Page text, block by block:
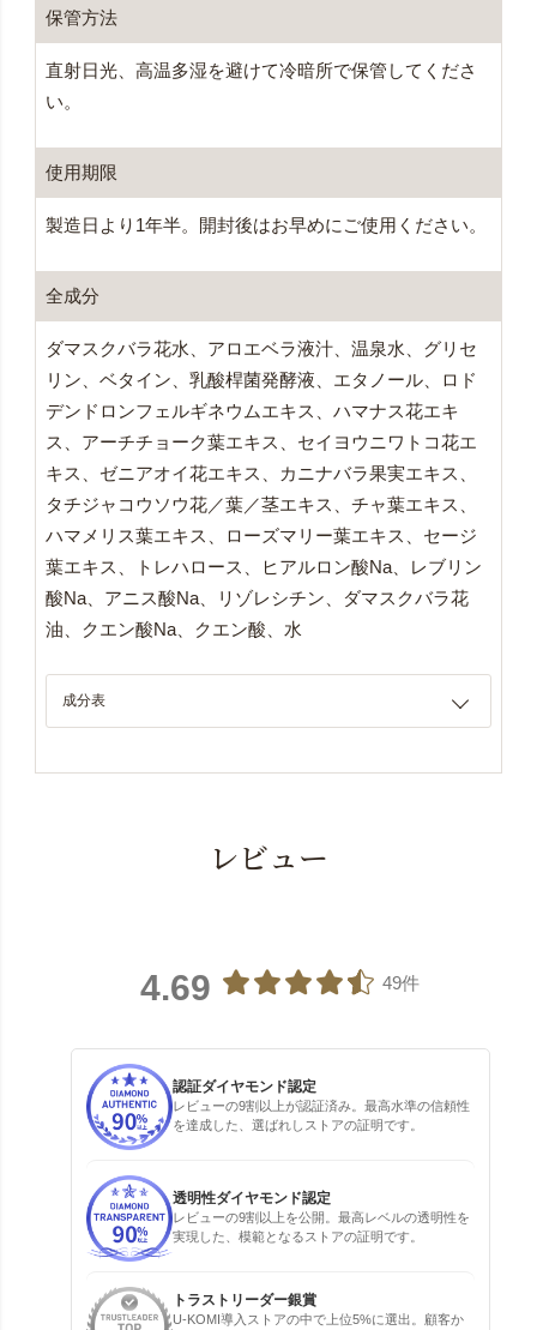
保管方法
直射日光、高温多湿を避けて冷暗所で保管してくださ
い。
使用期限
製造日より1年半。開封後はお早めにご使用ください。
全成分
ダマスクバラ花水、アロエベラ液汁、温泉水、グリセ
リン、ベタイン、乳酸桿菌発酵液、エタノール、ロド
デンドロンフェルギネウムエキス、ハマナス花エキ
ス、アーチチョーク葉エキス、セイヨウニワトコ花エ
キス、ゼニアオイ花エキス、カニナバラ果実エキス、
タチジャコウソウ花／葉／茎エキス、チャ葉エキス、
ハマメリス葉エキス、ローズマリー葉エキス、セージ
葉エキス、トレハロース、ヒアルロン酸Na、レブリン
酸Na、アニス酸Na、リゾレシチン、ダマスクバラ花
油、クエン酸Na、クエン酸、水
成分表
レビュー
4.69 49件
認証ダイヤモンド認定
レビューの9割以上が認証済み。最高水準の信頼性
を達成した、選ばれしストアの証明です。
透明性ダイヤモンド認定
レビューの9割以上を公開。最高レベルの透明性を
実現した、模範となるストアの証明です。
トラストリーダー銀賞
U-KOMI導入ストアの中で上位5%に選出。顧客か